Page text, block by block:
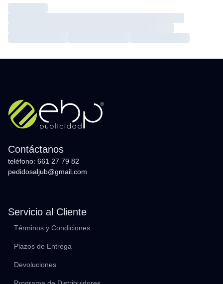
Contáctanos
teléfono: 661 27 79 82
pedidosaljub@gmail.com
Servicio al Cliente
Términos y Condiciones
Plazos de Entrega
Devoluciones